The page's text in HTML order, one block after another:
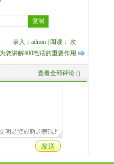
录入：admin | 阅读：
次
您讲解400电话的重要作用
查看全部评论 ()